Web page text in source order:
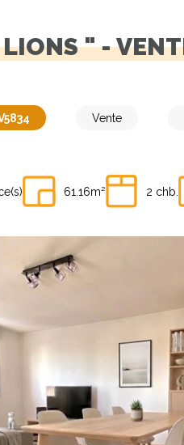
" -
Vente
61.16m² 2 chb.